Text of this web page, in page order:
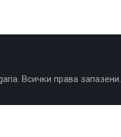
Всички права запазени.